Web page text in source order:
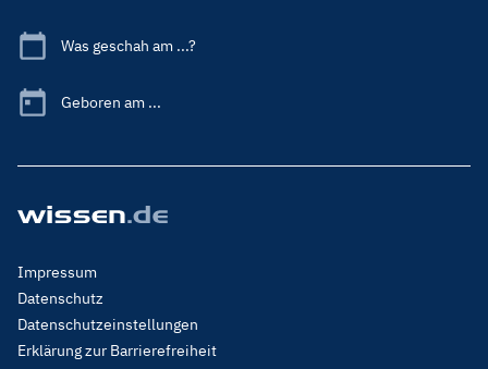
Was geschah am ...?
Geboren am ...
Footer
Menu
Legal
Impressum
Datenschutz
Datenschutzeinstellungen
Erklärung zur Barrierefreiheit